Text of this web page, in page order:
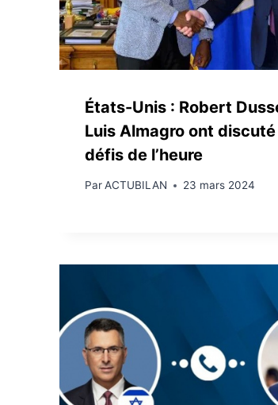
États-Unis : Robert
Luis Almagro ont
défis de l’heure
ParACTUBILAN 23 mars 2024